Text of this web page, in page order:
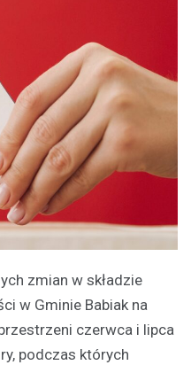
zmian w składzie
w Gminie Babiak na
czerwca i lipca
podczas których